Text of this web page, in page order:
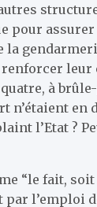
pour
la
renforcer
à
n’étaient en
l’Etat ?
“le fait, soit
par